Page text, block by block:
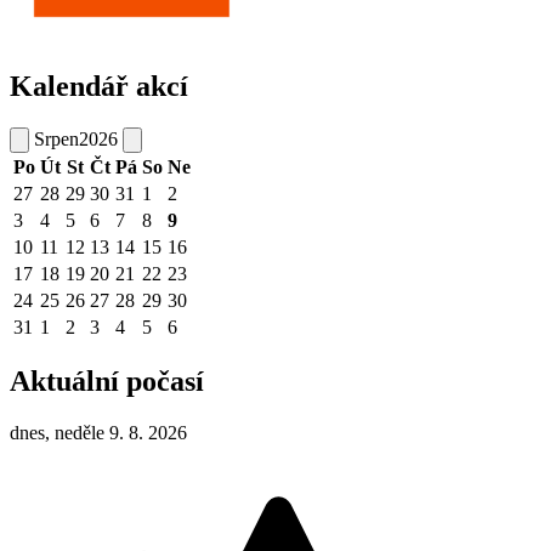
Kalendář akcí
Srpen2026
Po Út St Čt Pá So Ne
27 28 29 30 31 1
2
3
4 5 6 7 8
9
10 11 12 13 14 15 16
17 18 19 20 21 22 23
24 25 26 27 28 29 30
31 1 2 3 4 5 6
Aktuální počasí
dnes, neděle 9. 8. 2026